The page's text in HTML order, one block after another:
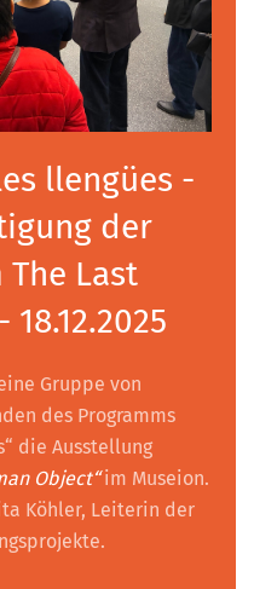
llengües -
der
Last
Gruppe von
des Programms
die Ausstellung
Object“im Museion.
Köhler, Leiterin der